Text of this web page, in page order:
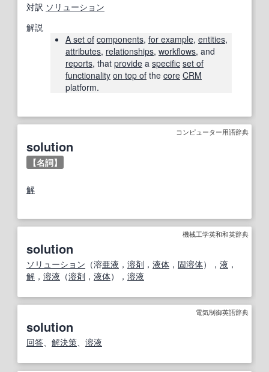
対訳 ソリューション
解説
A set of components, for example, entities,
attributes, relationships, workflows, and
reports, that provide a specific set of
functionality on top of the core CRM
platform.
コンピューター用語辞典
solution
【名詞】
解
機械工学英和和英辞典
solution
ソリューション （溶亜液 ， 溶剤 ， 液体 ， 固溶体）， 液 ，
解 ， 溶液 （溶剤 ， 液体）， 溶液
電気制御英語辞典
solution
回答、 解決策、 溶液